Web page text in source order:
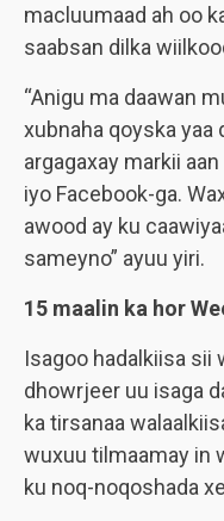
macluumaad ah oo
saabsan dilka
“Anigu ma daawan
xubnaha qoyska yaa
argagaxay markii
iyo Facebook-ga.
awood ay ku
sameyno” ayuu yiri.
15 maalin ka hor
Isagoo hadalkiisa sii
dhowrjeer uu isaga
ka tirsanaa
wuxuu tilmaamay in
ku noq-noqoshada